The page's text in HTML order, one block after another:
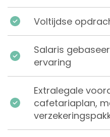
Voltijdse
Salaris
ervaring
Extralegale
cafetariaplan,